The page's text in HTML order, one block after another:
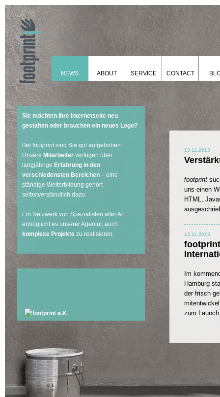
NEWS ABOUT SERVICE CONTACT
Sie möchten Ihre Internetseite neu
gestalten oder brauchen ein neues Logo?
Bei footprintsind Sie gut aufgehoben:
Unsere Mitarbeiter verfügen über
langjährige Erfahrung in den
verschiedensten Bereichen – eine
ständige Weiterbildung gehört
selbstverständlich dazu.
Ein Netzwerk von Spezialisten aller Art
ermöglicht es unserer Agentur, auch
komplexe Projekte zu realisieren.
13.11.2013
footprint
uns einen
HTML,
13.11.2013
Im
Hamburg
der frisch
zum